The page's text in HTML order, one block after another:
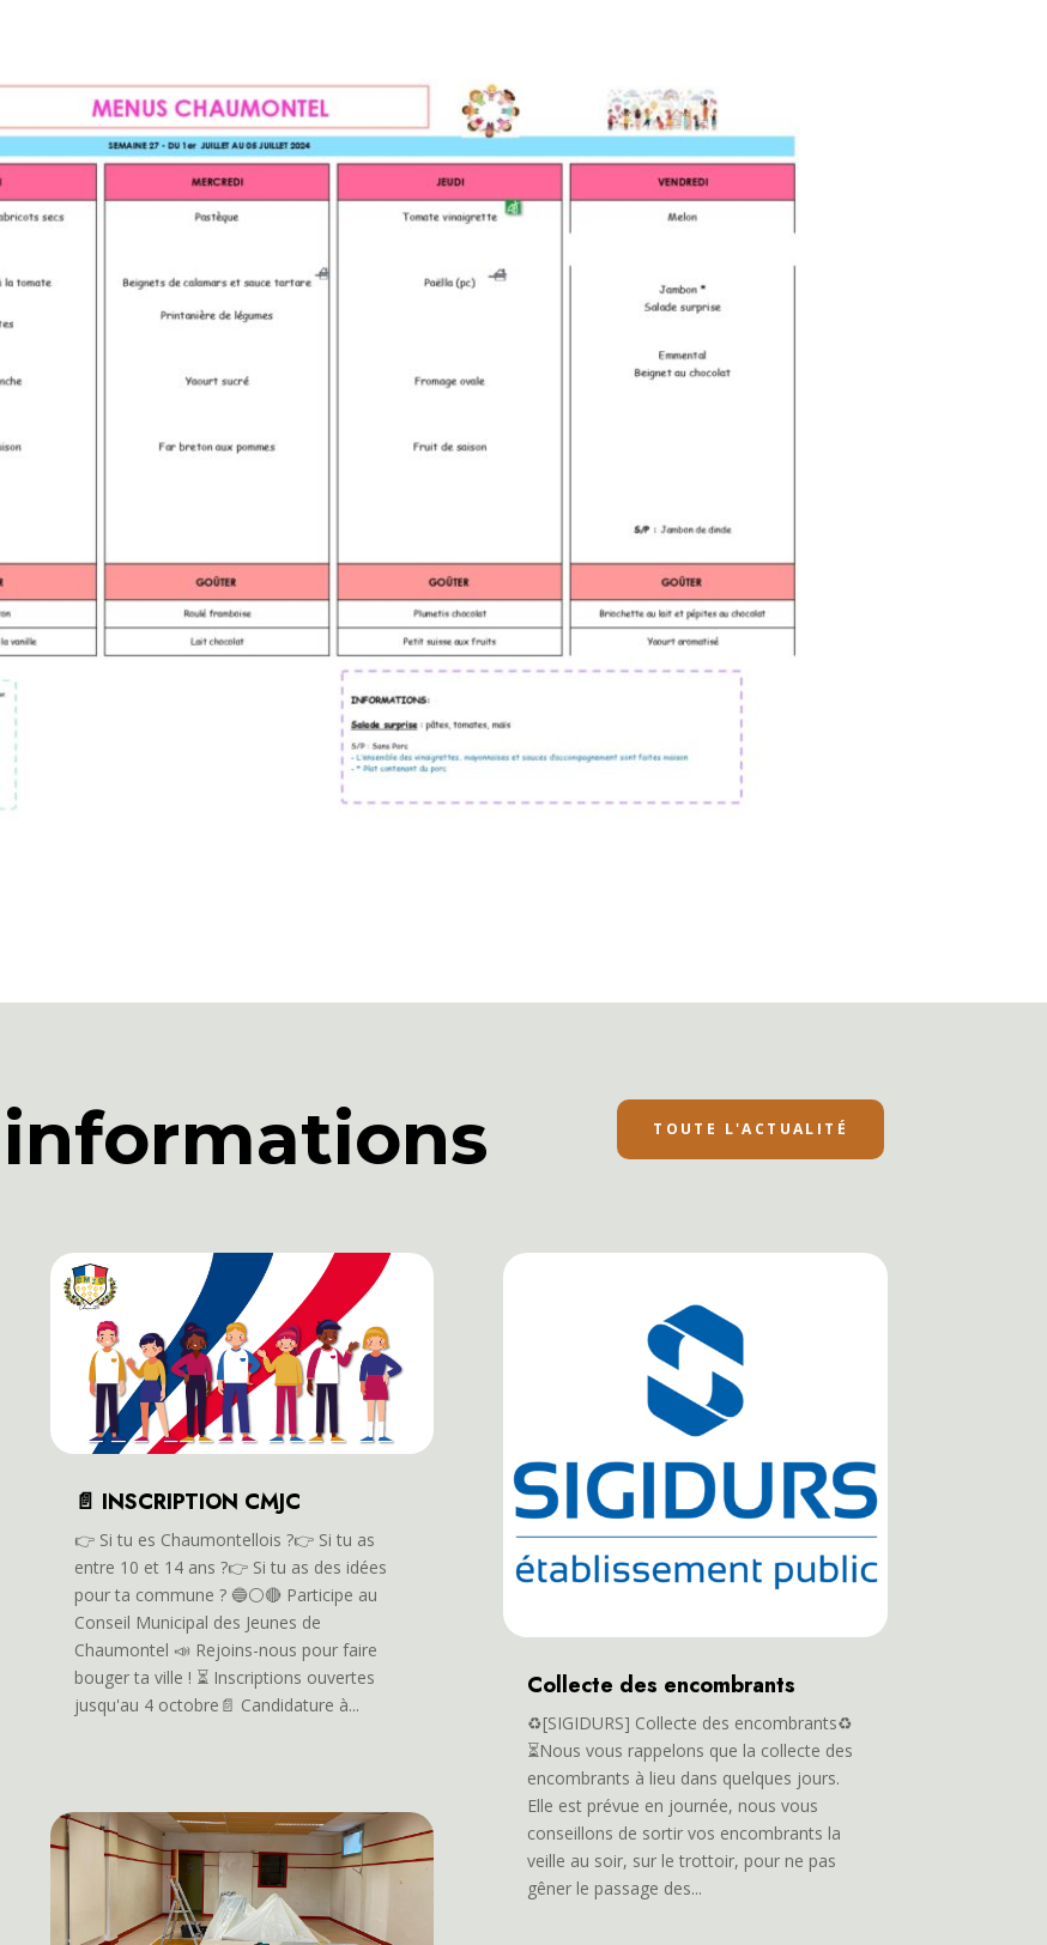
TOUTE L'ACTUALITÉ
📄 INSCRIPTION CMJC
👉️ Si tu es Chaumontellois ?👉️ Si tu as
entre 10 et 14 ans ?👉️ Si tu as des idées
pour ta commune ? 🔵⚪️🔴 Participe au
Conseil Municipal des Jeunes de
Chaumontel 📣 Rejoins-nous pour faire
bouger ta ville ! ⏳️ Inscriptions ouvertes
jusqu'au 4 octobre📄 Candidature à...
Collecte des encombrants
♻️[SIGIDURS] Collecte des encombrants♻️
⏳Nous vous rappelons que la collecte des
encombrants à lieu dans quelques jours.
Elle est prévue en journée, nous vous
conseillons de sortir vos encombrants la
veille au soir, sur le trottoir, pour ne pas
gêner le passage des...